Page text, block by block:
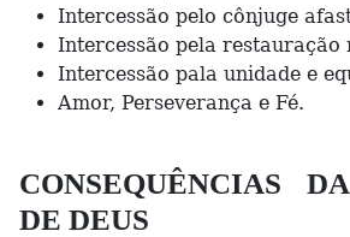
Intercessão pelo cônjuge
Intercessão pela
Intercessão pala unidade e
Amor, Perseverança e Fé.
CONSEQUÊNCIAS
DE DEUS